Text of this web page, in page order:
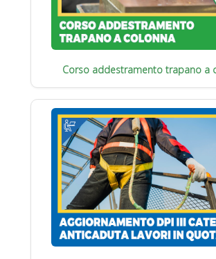
Corso addestramento trapano a